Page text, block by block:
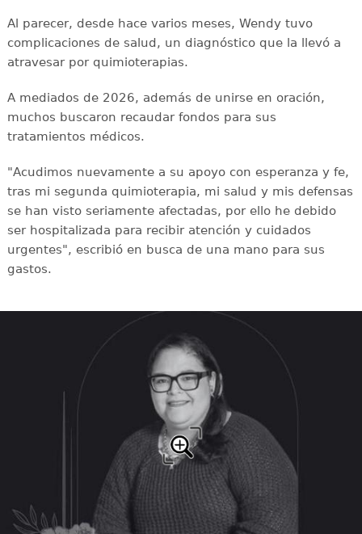
Al parecer, desde hace varios meses, Wendy tuvo
complicaciones de salud, un diagnóstico que la llevó a
atravesar por quimioterapias.
A mediados de 2026, además de unirse en oración,
muchos buscaron recaudar fondos para sus
tratamientos médicos.
"Acudimos nuevamente a su apoyo con esperanza y fe,
tras mi segunda quimioterapia, mi salud y mis defensas
se han visto seriamente afectadas, por ello he debido
ser hospitalizada para recibir atención y cuidados
urgentes", escribió en busca de una mano para sus
gastos.